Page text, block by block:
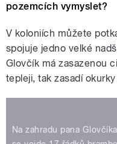
pozemcích vymyslet?
V koloniích můžete
spojuje jedno velké
Glovčík má zasazenou
tepleji, tak zasadí
Na zahradu pana